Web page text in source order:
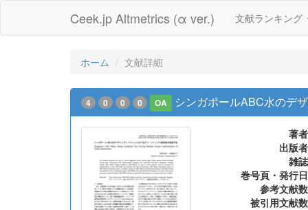
Ceek.jp Altmetrics (α ver.) 文献ランキング
ホーム 文献詳細
4 0 0 0 OA シンガポールABC水のデ
著者
出版者
雑誌
巻号頁・発行日
参考文献数
被引用文献数